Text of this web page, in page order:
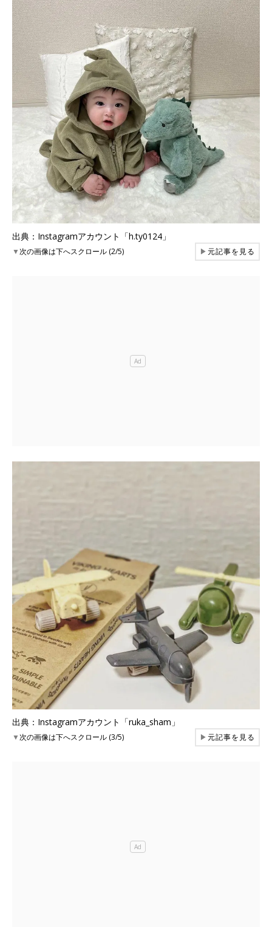
出典：Instagramアカウント「h.ty0124」
▼次の画像は下へスクロール (2/5) ▶元記事を見る
出典：Instagramアカウント「ruka_sham」
▼次の画像は下へスクロール (3/5) ▶元記事を見る